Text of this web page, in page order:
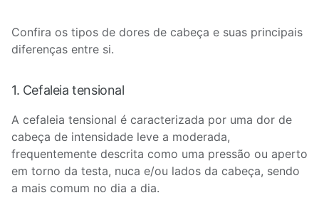
Confira os tipos de dores de cabeça e suas principais
diferenças entre si.
1. Cefaleia tensional
A cefaleia tensional é caracterizada por uma dor de
cabeça de intensidade leve a moderada,
frequentemente descrita como uma pressão ou aperto
em torno da testa, nuca e/ou lados da cabeça, sendo
a mais comum no dia a dia.